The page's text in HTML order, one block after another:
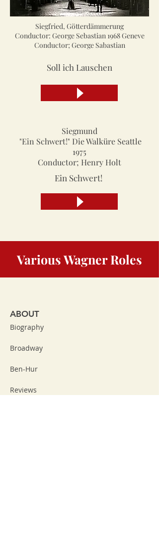
Siegfried, Götterdämmerung
Conductor: George Sebastian 1968 Geneve
Conductor; George Sabastian
Soll ich Lauschen
Siegmund
"Ein Schwert!" Die Walküre Seattle
1975
Conductor; Henry Holt
Ein Schwert!
Various Wagner Roles
Reviews
ABOUT
Biography
Broadway
Ben-Hur